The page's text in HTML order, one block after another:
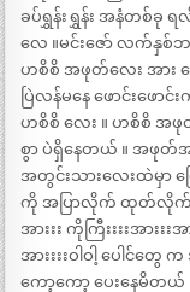
ခပ်ရွှန်းရွှန်း အနံတစ်ခု
လေ ။မင်းဇော် လက်နှစ်
ဟစိစိ အဖုတ်လေး အား သ
ပြဲလန်မနေ ဖောင်းဖော
ဟစိစိ လေး ။ ဟစိစိ အ
စွာ ပဲရှိနေတယ် ။ အဖုတ်
အတွင်းသားလေးထဲမှာ ပြေ
ကို အပြာလိုက် ထုတ်လိုက်
အားးး ကိုကြီးးးးအား
အားးးးဝါဝါ့ ပေါင်
ကော့ကော့ ပေးနေမိ